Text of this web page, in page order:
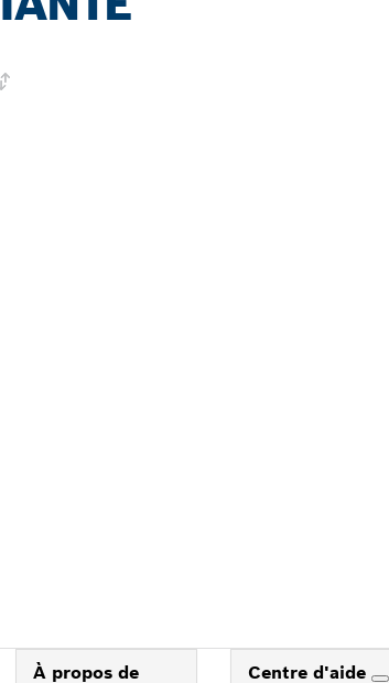
À propos de Centre d'aide